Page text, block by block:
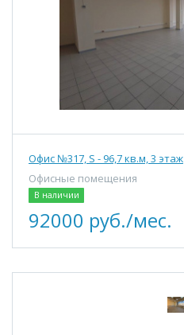
Офис №317, S - 96,7 кв.м, 3 этаж
Офисные помещения
В наличии
92000 руб./мес.